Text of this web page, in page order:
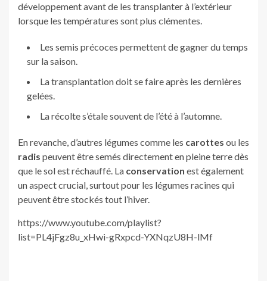
développement avant de les transplanter à l’extérieur
lorsque les températures sont plus clémentes.
Les semis précoces permettent de gagner du temps
sur la saison.
La transplantation doit se faire après les dernières
gelées.
La récolte s’étale souvent de l’été à l’automne.
En revanche, d’autres légumes comme les carottes ou les
radis peuvent être semés directement en pleine terre dès
que le sol est réchauffé. La conservation est également
un aspect crucial, surtout pour les légumes racines qui
peuvent être stockés tout l’hiver.
https://www.youtube.com/playlist?
list=PL4jFgz8u_xHwi-gRxpcd-YXNqzU8H-lMf